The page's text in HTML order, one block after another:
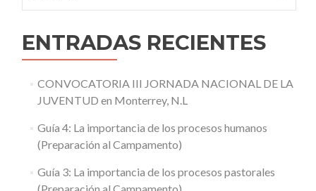
ENTRADAS RECIENTES
CONVOCATORIA III JORNADA NACIONAL DE LA
JUVENTUD en Monterrey, N.L
Guía 4: La importancia de los procesos humanos
(Preparación al Campamento)
Guía 3: La importancia de los procesos pastorales